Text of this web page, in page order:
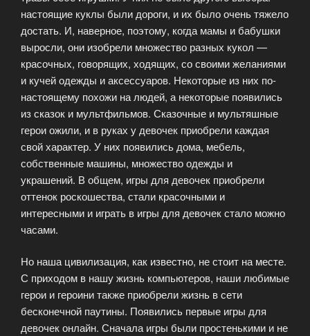
настоящие куклы были дороги, и их было очень тяжело
достать. И, наверное, поэтому, когда мамы и бабушки
выросли, они изобрели множество разных кукол —
красочных, говорящих, ходящих, со своими желаниями
и кучей одежды и аксессуаров. Некоторые из них по-
настоящему похожи на людей, а некоторые появились
из сказок и мультфильмов. Сказочные и мультяшные
герои ожили, и в руках у девочек приобрели каждая
свой характер. У них появились дома, мебель,
собственные машины, множество одежды и
украшений. В общем, игры для девочек приобрели
оттенок роскошества, стали красочными и
интересными и играть в игры для девочек стало можно
часами.
Но наша цивилизация, как известно, не стоит на месте.
С приходом в нашу жизнь компьютеров, наши любимые
герои и героини также приобрели жизнь в сети
бесконечной паутины. Появились первые игры для
девочек онлайн. Сначала игры были простенькими и не